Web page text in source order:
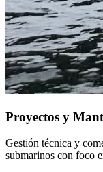
Proyectos y
Gestión técnica y
submarinos con foco